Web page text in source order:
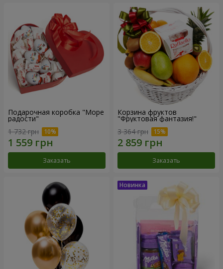
Подарочная коробка "Море
радости"
1 732 грн
Заказать
Корзина фруктов
"Фруктовая фантазия!"
3 364 грн
Заказать